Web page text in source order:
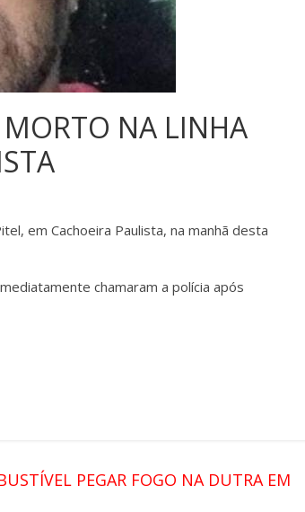
MORTO NA LINHA
em Cachoeira Paulista, na manhã desta
chamaram a polícia após
PEGAR FOGO NA DUTRA EM